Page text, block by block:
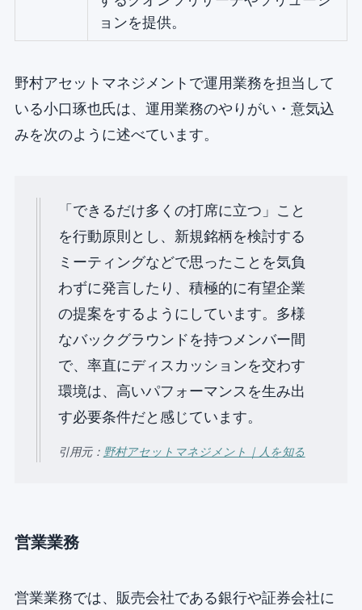
ョンを提供。
野村アセットマネジメントで運用業務を担当して
いる小口琢也氏は、運用業務のやりがい・意気込
みを次のように述べています。
「できるだけ多くの打席に立つ」こと
を行動原則とし、新規銘柄を検討する
ミーティングなどで思ったことを気負
わずに発言したり、積極的に有望企業
の提案をするようにしています。多様
なバックグラウンドを持つメンバー間
で、率直にディスカッションを交わす
環境は、高いパフォーマンスを生み出
す必要条件だと感じています。
引用元： 野村アセットマネジメント｜人を知る
営業業務
営業業務では、販売会社である銀行や証券会社に